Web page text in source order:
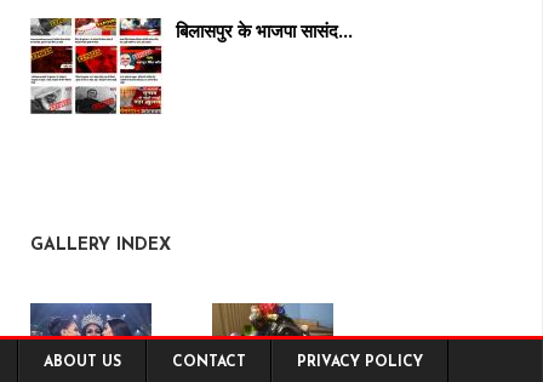
बिलासपुर के भाजपा सासंद…
GALLERY INDEX
ABOUT US CONTACT PRIVACY POLICY